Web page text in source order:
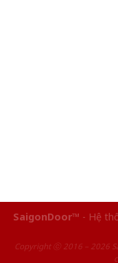
SaigonDoor™ - Hệ
Copyright ⓒ 2016 – 2026